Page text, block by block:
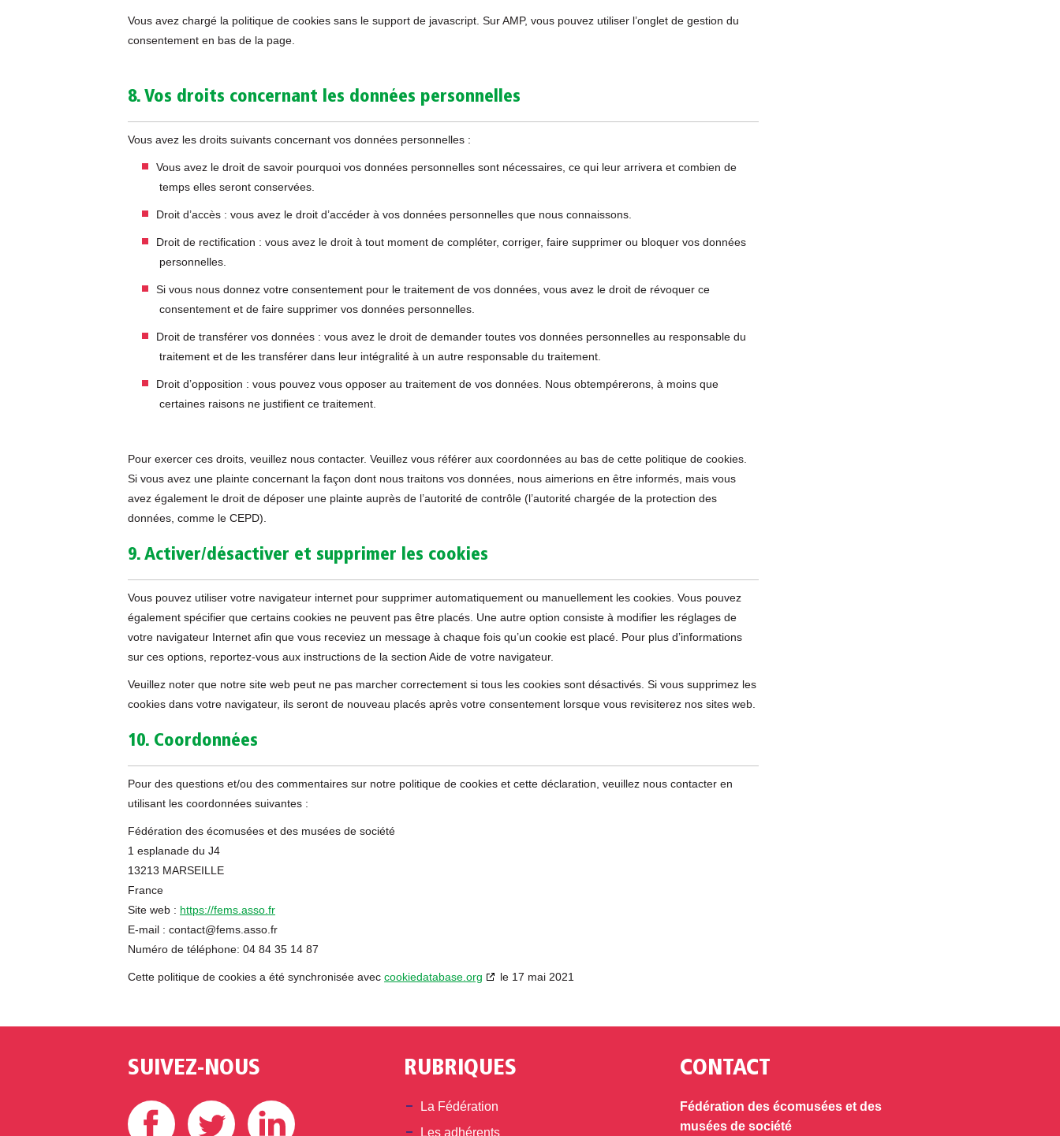
Vous avez chargé la politique de cookies sans le support de javascript. Sur AMP, vous pouvez utiliser l’onglet de gestion du
consentement en bas de la page.
8. Vos droits concernant les données personnelles
Vous avez les droits suivants concernant vos données personnelles :
Vous avez le droit de savoir pourquoi vos données personnelles sont nécessaires, ce qui leur arrivera et combien de
temps elles seront conservées.
Droit d’accès : vous avez le droit d’accéder à vos données personnelles que nous connaissons.
Droit de rectification : vous avez le droit à tout moment de compléter, corriger, faire supprimer ou bloquer vos données
personnelles.
Si vous nous donnez votre consentement pour le traitement de vos données, vous avez le droit de révoquer ce
consentement et de faire supprimer vos données personnelles.
Droit de transférer vos données : vous avez le droit de demander toutes vos données personnelles au responsable du
traitement et de les transférer dans leur intégralité à un autre responsable du traitement.
Droit d’opposition : vous pouvez vous opposer au traitement de vos données. Nous obtempérerons, à moins que
certaines raisons ne justifient ce traitement.
Pour exercer ces droits, veuillez nous contacter. Veuillez vous référer aux coordonnées au bas de cette politique de cookies.
Si vous avez une plainte concernant la façon dont nous traitons vos données, nous aimerions en être informés, mais vous
avez également le droit de déposer une plainte auprès de l’autorité de contrôle (l’autorité chargée de la protection des
données, comme le CEPD).
9. Activer/désactiver et supprimer les cookies
Vous pouvez utiliser votre navigateur internet pour supprimer automatiquement ou manuellement les cookies. Vous pouvez
également spécifier que certains cookies ne peuvent pas être placés. Une autre option consiste à modifier les réglages de
votre navigateur Internet afin que vous receviez un message à chaque fois qu’un cookie est placé. Pour plus d’informations
sur ces options, reportez-vous aux instructions de la section Aide de votre navigateur.
Veuillez noter que notre site web peut ne pas marcher correctement si tous les cookies sont désactivés. Si vous supprimez les
cookies dans votre navigateur, ils seront de nouveau placés après votre consentement lorsque vous revisiterez nos sites web.
10. Coordonnées
Pour des questions et/ou des commentaires sur notre politique de cookies et cette déclaration, veuillez nous contacter en
utilisant les coordonnées suivantes :
Fédération des écomusées et des musées de société
1 esplanade du J4
13213 MARSEILLE
France
Site web : https://fems.asso.fr
E-mail : rf.ossa.smef@tcatnoc
Numéro de téléphone: 04 84 35 14 87
Cette politique de cookies a été synchronisée avec cookiedatabase.org le 17 mai 2021
SUIVEZ-NOUS
Facebook Twitter
RUBRIQUES
La Fédération
Les adhérents
CONTACT
Fédération des écomusées et des
musées de société